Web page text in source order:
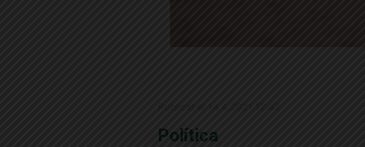
Política